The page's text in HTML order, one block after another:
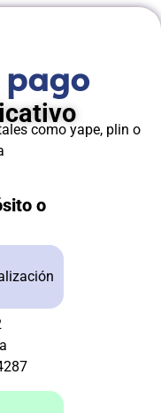
pago
como yape, plin o
o